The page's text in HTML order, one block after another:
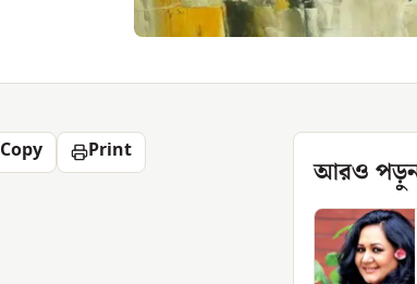
Copy Print
আরও